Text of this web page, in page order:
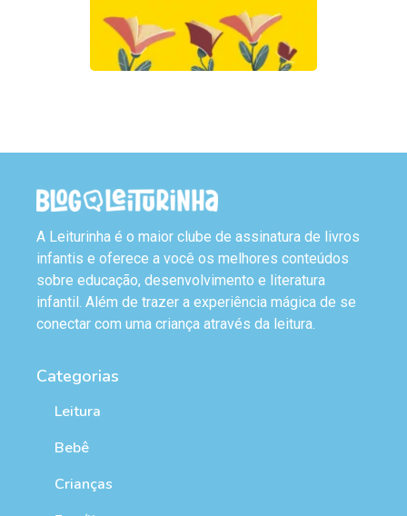
A Leiturinha é o maior clube de assinatura de livros
infantis e oferece a você os melhores conteúdos
sobre educação, desenvolvimento e literatura
infantil. Além de trazer a experiência mágica de se
conectar com uma criança através da leitura.
Categorias
Leitura
Bebê
Crianças